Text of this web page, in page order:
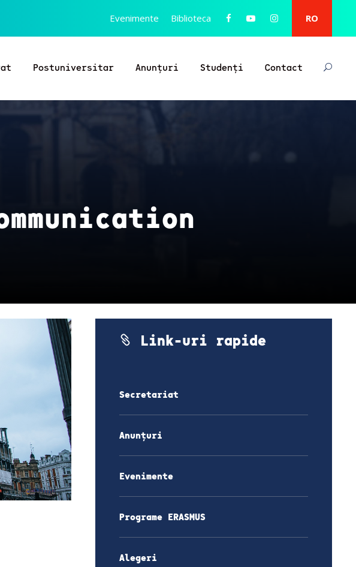
Evenimente Biblioteca RO
Postuniversitar Anunțuri Studenți Contact
Link-uri rapide
Secretariat
Anunțuri
Evenimente
Programe ERASMUS
Alegeri